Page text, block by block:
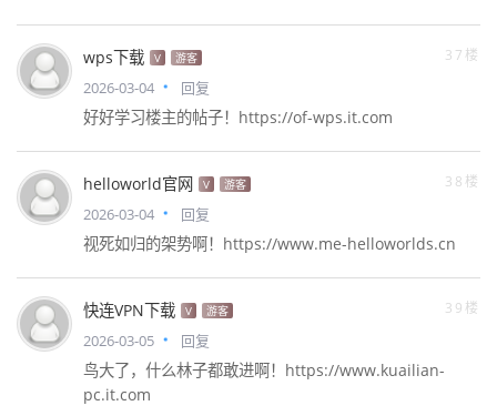
wps下载 V 游客 37楼
2026-03-04 回复
好好学习楼主的帖子！https://of-wps.it.com
helloworld官网 V 游客 38楼
2026-03-04 回复
视死如归的架势啊！https://www.me-helloworlds.cn
快连VPN下载 V 游客 39楼
2026-03-05 回复
鸟大了，什么林子都敢进啊！https://www.kuailian-
pc.it.com